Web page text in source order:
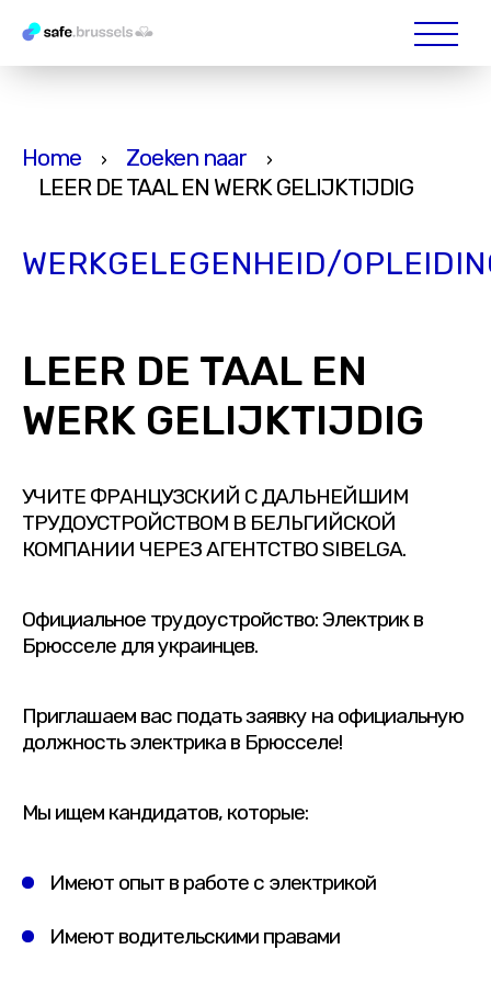
Home › Zoeken naar ›
LEER DE TAAL EN WERK GELIJKTIJDIG
WERKGELEGENHEID/
LEER DE TAAL EN
WERK GELIJKTIJDIG
УЧИТЕ ФРАНЦУЗСКИЙ С ДАЛЬНЕЙШИМ
ТРУДОУСТРОЙСТВОМ В БЕЛЬГИЙСКОЙ
КОМПАНИИ ЧЕРЕЗ АГЕНТСТВО SIBELGA.
Официальное трудоустройство: Электрик в
Брюсселе для украинцев.
Приглашаем вас подать заявку на официальную
должность электрика в Брюсселе!
Мы ищем кандидатов, которые:
Имеют опыт в работе с электрикой
Имеют водительскими правами